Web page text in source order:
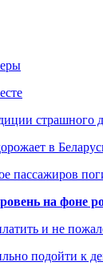
страшного
в
пассажиров
на фоне
и не
подойти к